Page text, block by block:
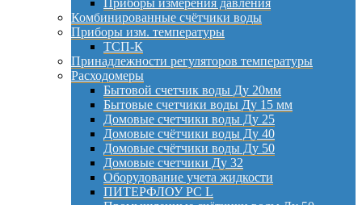
Приборы измерения давления
Комбинированные счётчики воды
Приборы изм. температуры
ТСП-К
Принадлежности регуляторов температуры
Расходомеры
Бытовой счетчик воды Ду 20мм
Бытовые счетчики воды Ду 15 мм
Домовые счетчики воды Ду 25
Домовые счётчики воды Ду 40
Домовые счётчики воды Ду 50
Домовые счетчики Ду 32
Оборудование учета жидкости
ПИТЕРФЛОУ РС L